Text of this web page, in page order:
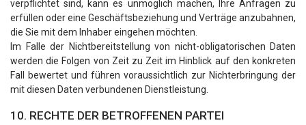
verpflichtet sind, kann es unmöglich machen, Ihre Anfragen zu
erfüllen oder eine Geschäftsbeziehung und Verträge anzubahnen,
die Sie mit dem Inhaber eingehen möchten.
Im Falle der Nichtbereitstellung von nicht-obligatorischen Daten
werden die Folgen von Zeit zu Zeit im Hinblick auf den konkreten
Fall bewertet und führen voraussichtlich zur Nichterbringung der
mit diesen Daten verbundenen Dienstleistung.
10. RECHTE DER BETROFFENEN PARTEI